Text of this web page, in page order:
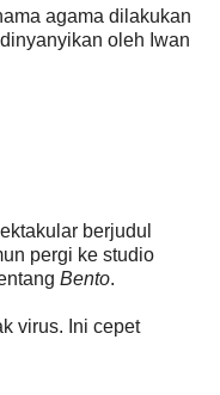
agama dilakukan
oleh Iwan
berjudul
pergi ke studio
Bento.
virus. Ini cepet